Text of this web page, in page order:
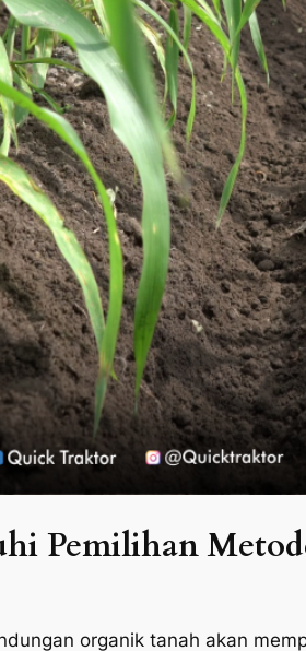
Pemilihan
organik tanah akan